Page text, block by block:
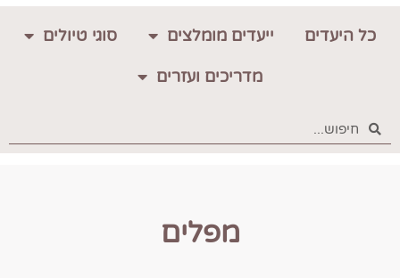
כל היעדים ייעדים מומלצים סוגי טיולים
מדריכים ועזרים
מפלים